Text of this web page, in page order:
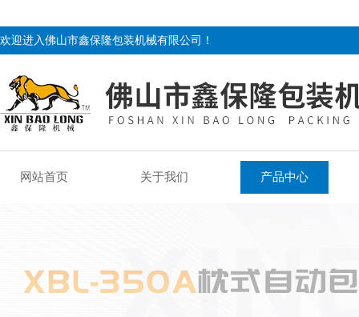
欢迎进入佛山市鑫保隆包装机械有限公司！
网站首页 关于我们 产品中心